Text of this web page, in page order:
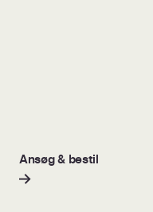
Ansøg & bestil